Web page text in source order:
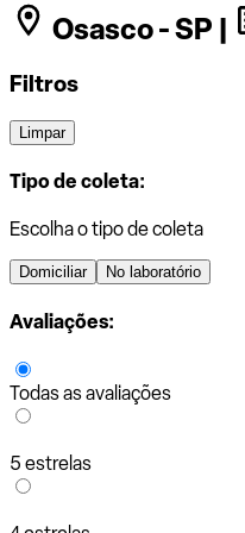
Osasco - SP |
Filtros
Limpar
Tipo de coleta:
Escolha o tipo de coleta
Domiciliar No laboratório
Avaliações:
Todas as avaliações
5 estrelas